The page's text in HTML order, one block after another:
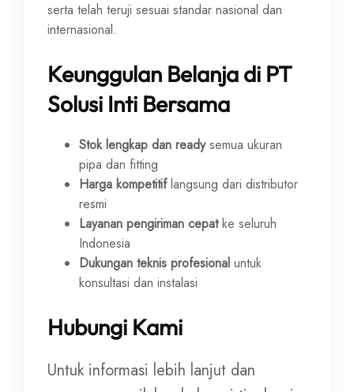
serta telah teruji sesuai standar nasional dan
internasional.
Keunggulan Belanja di PT
Solusi Inti Bersama
Stok lengkap dan readysemua ukuran
pipa dan fitting
Harga kompetitiflangsung dari distributor
resmi
Layanan pengiriman cepatke seluruh
Indonesia
Dukungan teknis profesional untuk
konsultasi dan instalasi
Hubungi Kami
Untuk informasi lebih lanjut dan